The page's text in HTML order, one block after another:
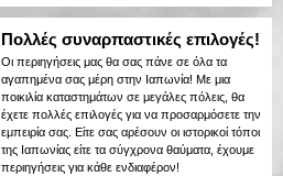
Πολλές συναρπαστικές επιλογές!
Οι περιηγήσεις μας θα σας πάνε σε όλα τα
αγαπημένα σας μέρη στην Ιαπωνία! Με μια
ποικιλία καταστημάτων σε μεγάλες πόλεις, θα
έχετε πολλές επιλογές για να προσαρμόσετε την
εμπειρία σας. Είτε σας αρέσουν οι ιστορικοί τόποι
της Ιαπωνίας είτε τα σύγχρονα θαύματα, έχουμε
περιηγήσεις για κάθε ενδιαφέρον!